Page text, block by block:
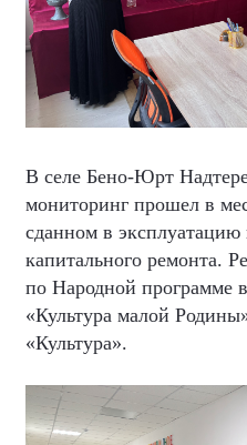
В селе Бено-Юрт
мониторинг прошел в
сданном в эксплуатацию
капитального ремонта.
по Народной программе
«Культура малой
«Культура».